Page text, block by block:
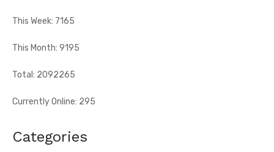
This Week: 7165
This Month: 9195
Total: 2092265
Currently Online: 295
Categories